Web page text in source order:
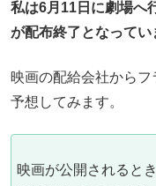
私は6月11日に劇場へ
が配布終了となってい
映画の配給会社からフ
予想してみます。
映画が公開されると